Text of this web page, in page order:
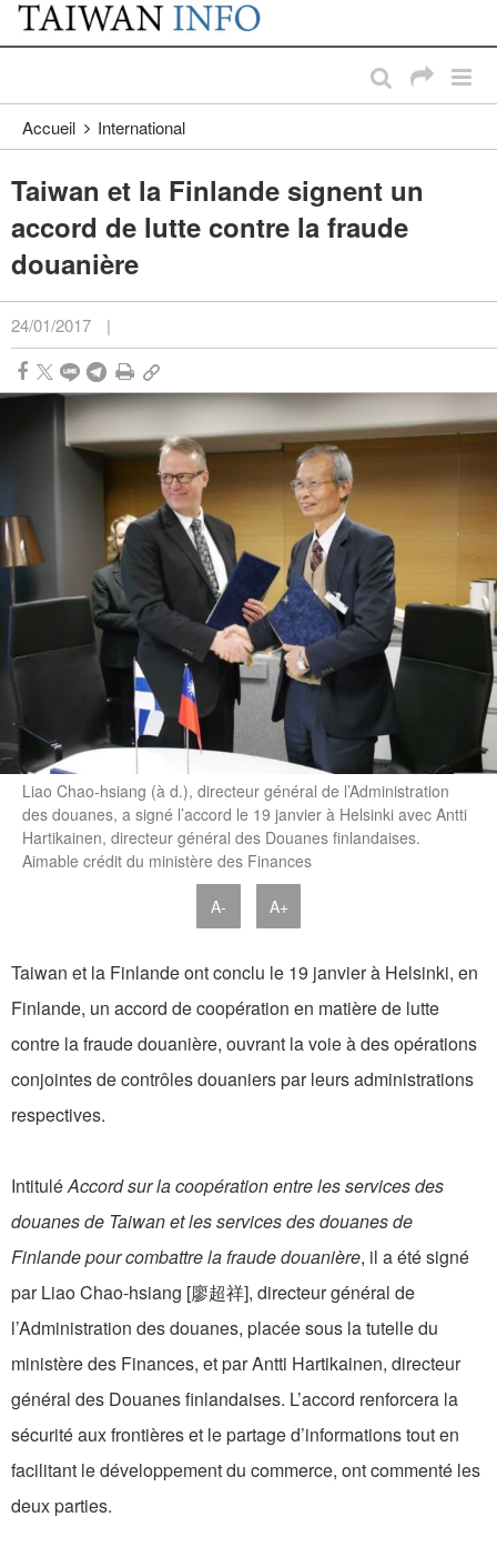
Passer au contenu principal
:::
Accueil International
Taiwan et la Finlande signent un
accord de lutte contre la fraude
douanière
24/01/2017 |
Liao Chao-hsiang (à d.), directeur général de l’Administration
des douanes, a signé l’accord le 19 janvier à Helsinki avec Antti
Hartikainen, directeur général des Douanes finlandaises.
Aimable crédit du ministère des Finances
A- A+
Taiwan et la Finlande ont conclu le 19 janvier à Helsinki, en
Finlande, un accord de coopération en matière de lutte
contre la fraude douanière, ouvrant la voie à des opérations
conjointes de contrôles douaniers par leurs administrations
respectives.
IntituléAccord sur la coopération entre les services des
douanes de Taiwan et les services des douanes de
Finlande pour combattre la fraude douanière, il a été signé
par Liao Chao-hsiang [廖超祥], directeur général de
l’Administration des douanes, placée sous la tutelle du
ministère des Finances, et par Antti Hartikainen, directeur
général des Douanes finlandaises. L’accord renforcera la
sécurité aux frontières et le partage d’informations tout en
facilitant le développement du commerce, ont commenté les
deux parties.